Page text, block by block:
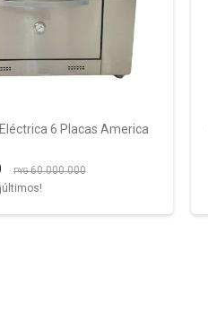
6 Placas America
PYG60.000.000